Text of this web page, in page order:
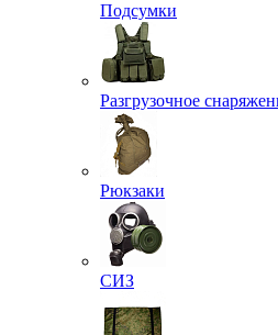
Подсумки
Разгрузочное
Рюкзаки
СИЗ